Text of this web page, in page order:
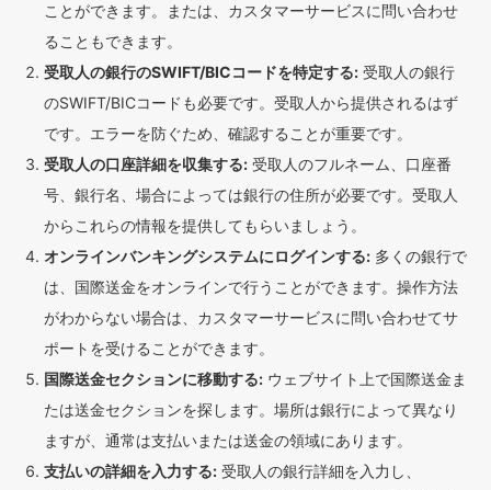
ことができます。または、カスタマーサービスに問い合わせ
ることもできます。
受取人の銀行のSWIFT/BICコードを特定する: 受取人の銀行
のSWIFT/BICコードも必要です。受取人から提供されるはず
です。エラーを防ぐため、確認することが重要です。
受取人の口座詳細を収集する: 受取人のフルネーム、口座番
号、銀行名、場合によっては銀行の住所が必要です。受取人
からこれらの情報を提供してもらいましょう。
オンラインバンキングシステムにログインする: 多くの銀行で
は、国際送金をオンラインで行うことができます。操作方法
がわからない場合は、カスタマーサービスに問い合わせてサ
ポートを受けることができます。
国際送金セクションに移動する: ウェブサイト上で国際送金ま
たは送金セクションを探します。場所は銀行によって異なり
ますが、通常は支払いまたは送金の領域にあります。
支払いの詳細を入力する: 受取人の銀行詳細を入力し、